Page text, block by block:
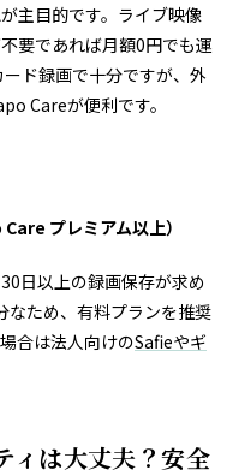
主目的です。ライブ映像
要であれば月額0円でも運
ド録画で十分ですが、外
Careが便利です。
プレミアム以上）
日以上の録画保存が求め
なため、有料プランを推奨
合は法人向けのSafieやギ
ィは大丈夫？安全